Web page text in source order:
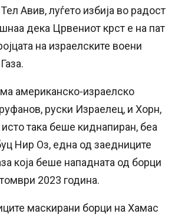
Авив, луѓето избија во радост
дека Црвениот крст е на пат
на израелските воени
американско-израелско
руски Израелец, и Хорн,
исто така беше киднапиран, беа
Нир Оз, една од заедниците
која беше нападната од борци
2023 година.
маскирани борци на Хамас